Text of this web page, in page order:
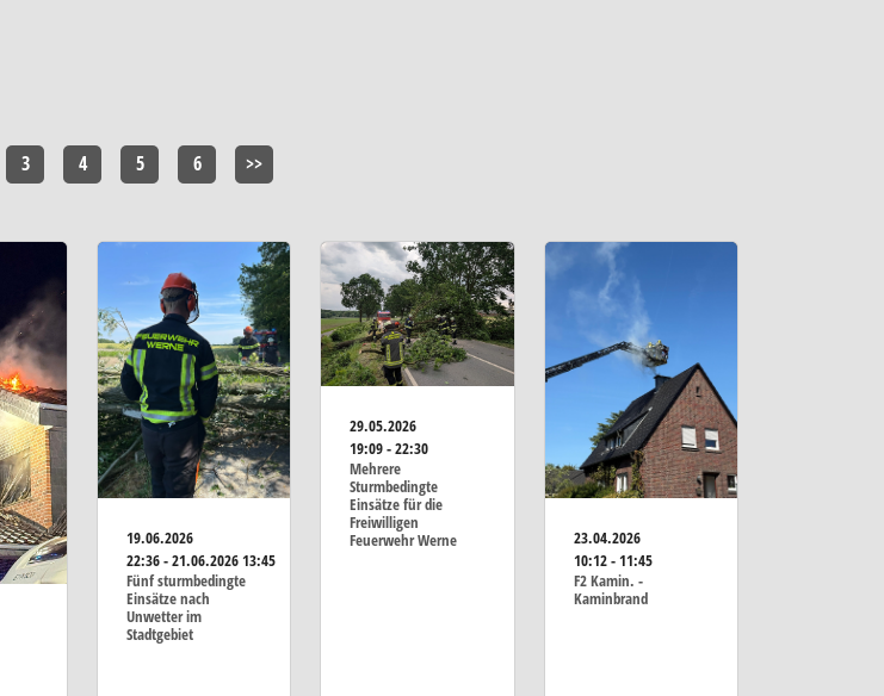
3 4 5 6 >>
19.06.2026
22:36 - 21.06.2026 13:45
Fünf sturmbedingte
Einsätze nach
Unwetter im
Stadtgebiet
29.05.2026
19:09 - 22:30
Mehrere
Sturmbedingte
Einsätze für die
Freiwilligen
Feuerwehr Werne
23.04.2026
10:12 - 11:45
F2 Kamin. -
Kaminbrand